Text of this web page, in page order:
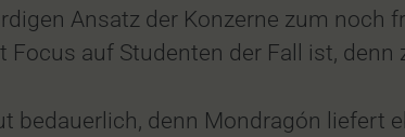
Ansatz der Konzerne zum noch
Focus auf Studenten der Fall ist,
bedauerlich, denn Mondragón liefert